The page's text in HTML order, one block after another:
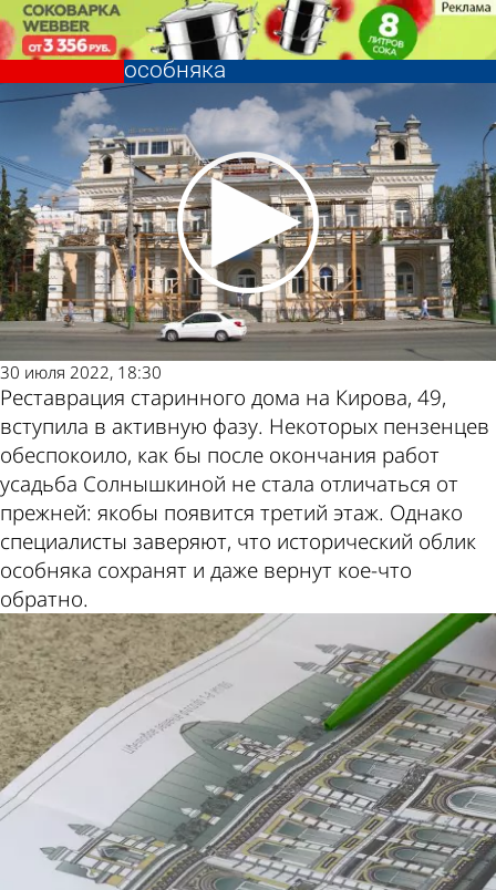
В Пензе приступили к
реставрации старинного
особняка
Общество
30 июля 2022, 18:30
Реставрация старинного дома на Кирова, 49,
вступила в активную фазу. Некоторых пензенцев
обеспокоило, как бы после окончания работ
усадьба Солнышкиной не стала отличаться от
прежней: якобы появится третий этаж. Однако
специалисты заверяют, что исторический облик
особняка сохранят и даже вернут кое-что
обратно.
В Пензе приступили к
реставрации старинного
особняка
Другие
новости по
теме
Погода и
курсы
валют в
Пензе